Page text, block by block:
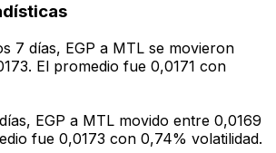
7 días, EGP a MTL se movieron
El promedio fue 0,0171 con
EGP a MTL movido entre 0,0169
fue 0,0173 con 0,74% volatilidad.